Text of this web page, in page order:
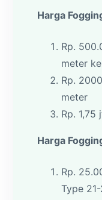
Harga
Rp.
meter
Rp.
meter
Rp.
Harga
Rp.
Type